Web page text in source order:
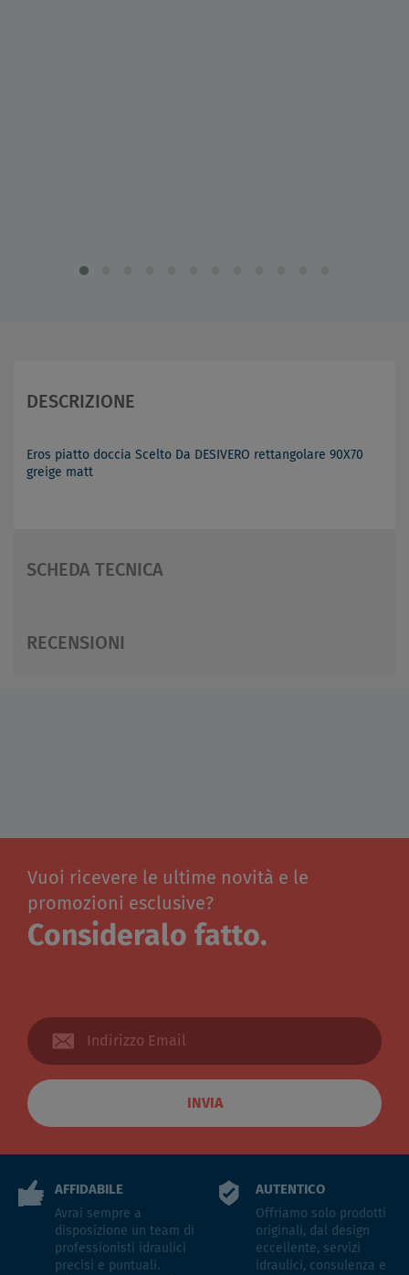
DESCRIZIONE
Eros piatto doccia Scelto Da DESIVERO rettangolare 90X70
greige matt
SCHEDA TECNICA
RECENSIONI
Vuoi ricevere le ultime novità e le
promozioni esclusive?
Consideralo fatto.
INVIA
AFFIDABILE
Avrai sempre a
disposizione un team di
professionisti idraulici
precisi e puntuali.
AUTENTICO
Offriamo solo prodotti
originali, dal design
eccellente, servizi
idraulici, consulenza e